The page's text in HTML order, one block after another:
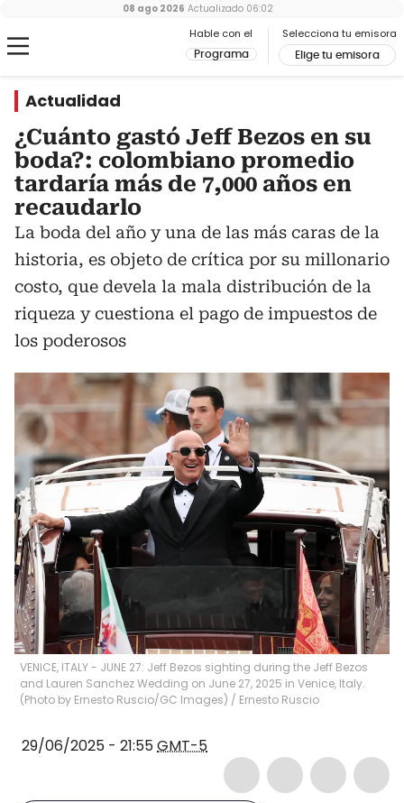
Hable con el
Programa
Selecciona tu emisora
Elige tu emisora
08 ago 2026 Actualizado 06:02
Actualidad
¿Cuánto gastó Jeff Bezos en su
boda?: colombiano promedio
tardaría más de 7,000 años en
recaudarlo
La boda del año y una de las más caras de la
historia, es objeto de crítica por su millonario
costo, que devela la mala distribución de la
riqueza y cuestiona el pago de impuestos de
los poderosos
VENICE, ITALY - JUNE 27: Jeff Bezos sighting during the Jeff Bezos
and Lauren Sanchez Wedding on June 27, 2025 in Venice, Italy.
(Photo by Ernesto Ruscio/GC Images) / Ernesto Ruscio
29/06/2025 - 21:55GMT-5